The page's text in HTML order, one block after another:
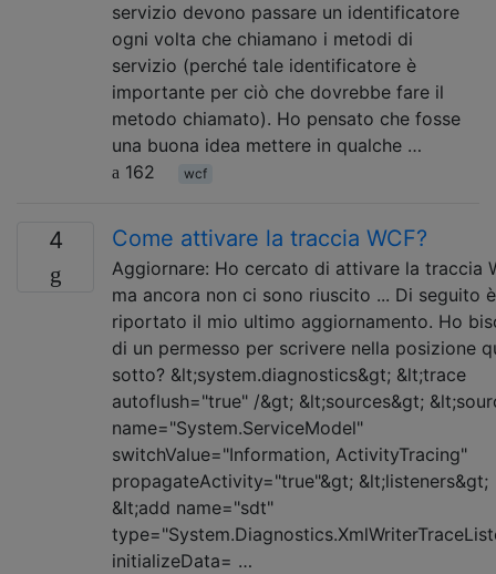
servizio devono passare un identificatore
ogni volta che chiamano i metodi di
servizio (perché tale identificatore è
importante per ciò che dovrebbe fare il
metodo chiamato). Ho pensato che fosse
una buona idea mettere in qualche …
162
wcf
4 Come attivare la traccia WCF?
Aggiornare: Ho cercato di attivare la traccia
ma ancora non ci sono riuscito ... Di seguito è
riportato il mio ultimo aggiornamento. Ho
di un permesso per scrivere nella posizione
sotto? &lt;system.diagnostics&gt; &lt;trace
autoflush="true" /&gt; &lt;sources&gt;
name="System.ServiceModel"
switchValue="Information, ActivityTracing"
propagateActivity="true"&gt; &lt;listeners&gt;
&lt;add name="sdt"
initializeData= …